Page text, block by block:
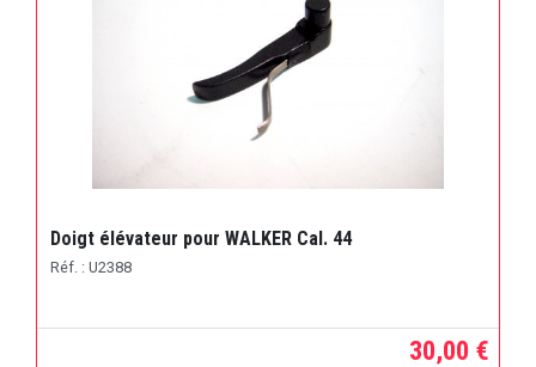
Doigt élévateur pour WALKER Cal. 44
Réf. : U2388
30,00 €